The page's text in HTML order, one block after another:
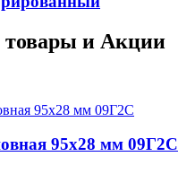
и Акции
95x28 мм 09Г2С